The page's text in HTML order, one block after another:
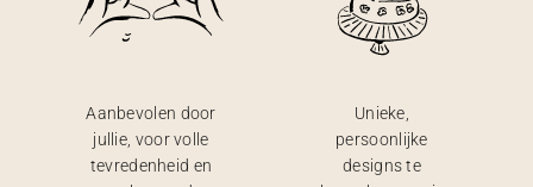
Aanbevolen door
jullie, voor volle
tevredenheid en
Unieke,
persoonlijke
designs te